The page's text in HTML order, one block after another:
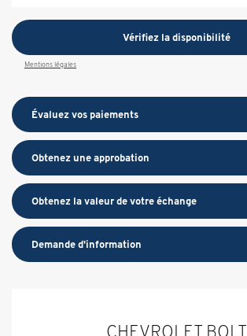
Vérifiez la disponibilité
Mentions légales
Évaluez vos paiements
Obtenez une approbation
Obtenez la valeur de votre échange
Demande d'information
CHEVROLET BOLT